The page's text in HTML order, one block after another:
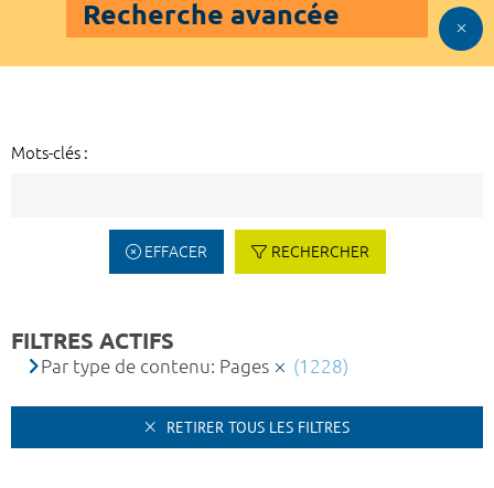
Recherche avancée
Mots-clés :
EFFACER RECHERCHER
FILTRES ACTIFS
Par type de contenu: Pages (1228)
RETIRER TOUS LES FILTRES